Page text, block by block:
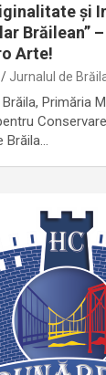
şi
Brăilean”
Arte!
Jurnalul de
Primăria
Brăila…